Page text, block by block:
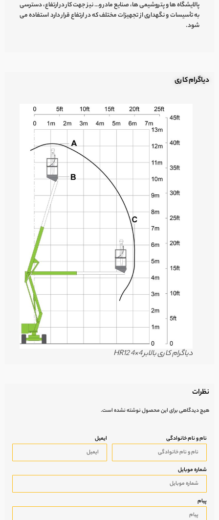
پالایشگاه ها و پتروشیمی ها، صنایع مادر و… نیز جهت کار در ارتفاع، دسترسی
به تأسیسات و نگهداری از تجهیزات مختلف که در ارتفاع قرار دارد استفاده می
شود.
دیاگرام کاری
دیاگرام کاری بالابر HR12 4×4
نظرات
هیچ دیدگاهی برای این محصول نوشته نشده است.
نام و نام خانوادگی ایمیل
شماره موبایل
پیام